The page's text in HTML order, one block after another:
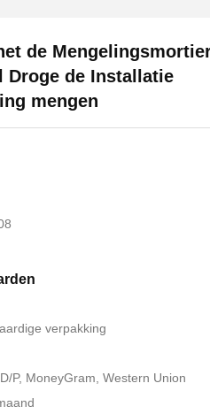
de
Droge de Installatie
mengen
verpakking
P, MoneyGram, Western Union